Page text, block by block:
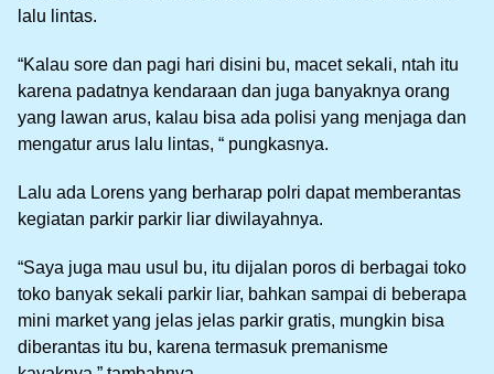
lalu lintas.
“Kalau sore dan pagi hari disini bu, macet sekali, ntah itu
karena padatnya kendaraan dan juga banyaknya orang
yang lawan arus, kalau bisa ada polisi yang menjaga dan
mengatur arus lalu lintas, “ pungkasnya.
Lalu ada Lorens yang berharap polri dapat memberantas
kegiatan parkir parkir liar diwilayahnya.
“Saya juga mau usul bu, itu dijalan poros di berbagai toko
toko banyak sekali parkir liar, bahkan sampai di beberapa
mini market yang jelas jelas parkir gratis, mungkin bisa
diberantas itu bu, karena termasuk premanisme